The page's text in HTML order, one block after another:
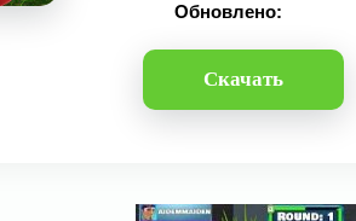
Обновлено:
Скачать